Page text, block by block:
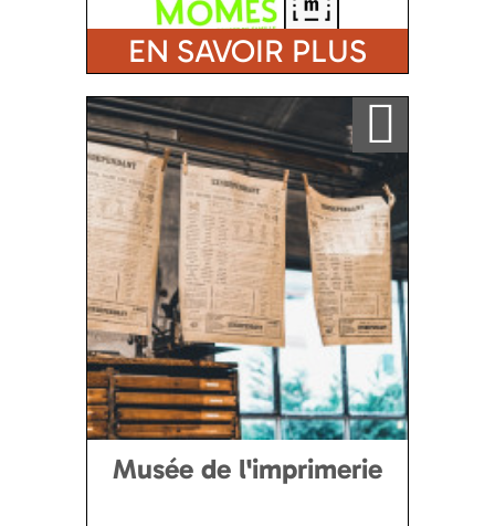
EN SAVOIR PLUS
Ajouter a ma sélection
Musée de l'imprimerie